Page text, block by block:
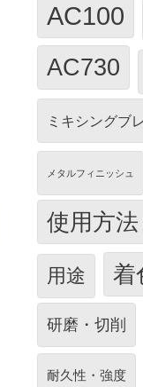
AC100
AC730
ミキシングブ
メタルフィニッシュ
使用方法
用途 着
研磨・切削
耐久性・強度